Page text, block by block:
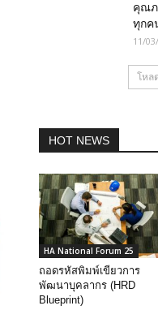
คุณภ
ทุกค
11/
โหล
HOT NEWS
HA National Forum 25
ถอดรหัสพิมพ์เขียวการ
พัฒนาบุคลากร (HRD
Blueprint)